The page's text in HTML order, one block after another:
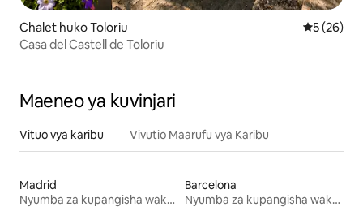
Chalet huko Toloriu Ukadiriaji
5 (26)
Casa del Castell de Toloriu
Maeneo ya kuvinjari
Vituo vya karibu Vivutio Maarufu vya Karibu
Madrid
Nyumba za kupangisha wakati wa likizo
Barcelona
Nyumba za kupangisha wakati wa likizo